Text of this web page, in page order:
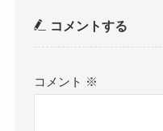
コメントする
コメント ※